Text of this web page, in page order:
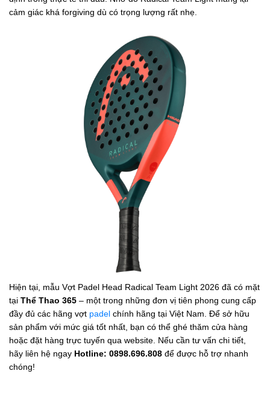
cảm giác khá forgiving dù có trọng lượng rất nhẹ.
Hiện tại, mẫu Vợt Padel Head Radical Team Light 2026 đã có mặt
tại Thể Thao 365 – một trong những đơn vị tiên phong cung cấp
đầy đủ các hãng vợt padel chính hãng tại Việt Nam. Để sở hữu
sản phẩm với mức giá tốt nhất, bạn có thể ghé thăm cửa hàng
hoặc đặt hàng trực tuyến qua website. Nếu cần tư vấn chi tiết,
hãy liên hệ ngay Hotline: 0898.696.808 để được hỗ trợ nhanh
chóng!